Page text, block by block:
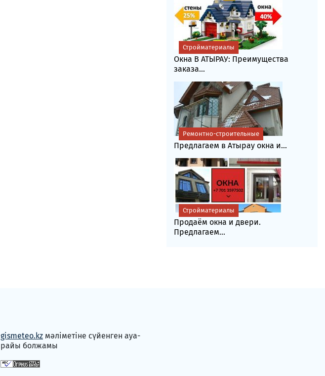
Окна В АТЫРАУ: Преимущества
заказа...
Стройматериалы
Предлагаем в Атырау окна и...
Ремонтно-строительные
Продаём окна и двери.
Предлагаем...
Стройматериалы
gismeteo.kz мәліметіне сүйенген ауа-
райы болжамы